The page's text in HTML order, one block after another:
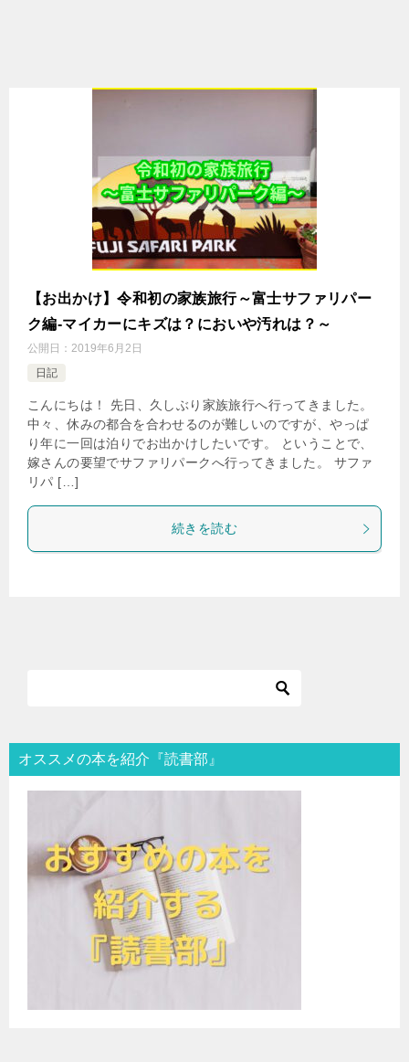
【お出かけ】令和初の家族旅行～富士サファリパー
ク編-マイカーにキズは？においや汚れは？～
公開日： 2019年6月2日
日記
こんにちは！ 先日、久しぶり家族旅行へ行ってきました。
中々、休みの都合を合わせるのが難しいのですが、やっぱ
り年に一回は泊りでお出かけしたいです。 ということで、
嫁さんの要望でサファリパークへ行ってきました。 サファ
リパ […]
続きを読む
オススメの本を紹介『読書部』